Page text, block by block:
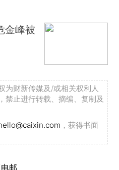
金峰被
为财新传媒及/或相关权利人
禁止进行转载、摘编、复制及
，获得书面
邮